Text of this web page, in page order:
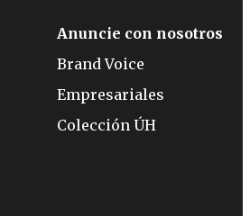
Anuncie con nosotros
Brand Voice
Empresariales
Colección ÚH